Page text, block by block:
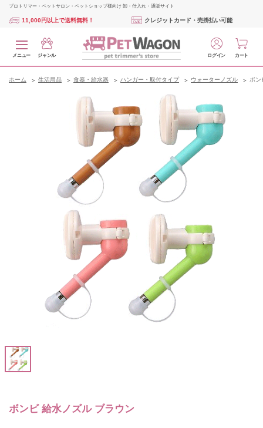
プロトリマー・ペットサロン・ペットショップ様向け 卸・仕入れ・通販サイト
11,000円以上で送料無料！ クレジットカード・売掛払い可能
メニュー ジャンル ログイン カート
ホーム 生活用品 食器・給水器 ハンガー・取付タイプ ウォーターノズル ボン
ボンビ 給水ノズル ブラウン